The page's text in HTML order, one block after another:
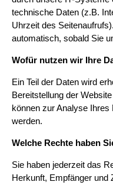
technische Daten (z.B.
Uhrzeit des
automatisch, sobald Sie
Wofür nutzen wir Ihre
Ein Teil der Daten wird
Bereitstellung der
können zur Analyse
werden.
Welche Rechte haben
Sie haben jederzeit das
Herkunft, Empfänger und